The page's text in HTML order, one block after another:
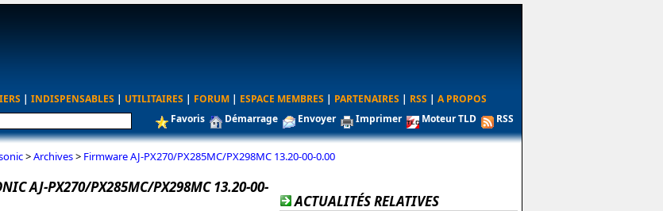
| INDISPENSABLES | UTILITAIRES | FORUM | ESPACE MEMBRES | PARTENAIRES | RSS | A PROPOS
Favoris Démarrage Envoyer Imprimer Moteur TLD RSS
>Archives> Firmware AJ-PX270/PX285MC/PX298MC 13.20-00-0.00
AJ-PX270/PX285MC/PX298MC 13.20-00-
ACTUALITÉS RELATIVES